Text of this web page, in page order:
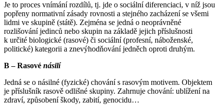
Je to proces vnímání rozdílů, tj. jde o sociální diferenciaci, v níž jsou
popřeny normativní zásady rovnosti a stejného zacházení se všemi
lidmi ve skupině (státě). Zejména se jedná o neoprávněné
rozlišování jedinců nebo skupin na základě jejich příslušnosti
k určité biologické (rasové) či sociální (profesní, náboženské,
politické) kategorii a znevýhodňování jedněch oproti druhým.
B – Rasové násilí
Jedná se o násilné (fyzické) chování s rasovým motivem. Objektem
je příslušník rasově odlišné skupiny. Zahrnuje chování: ublížení na
zdraví, způsobení škody, zabití, genocidu…